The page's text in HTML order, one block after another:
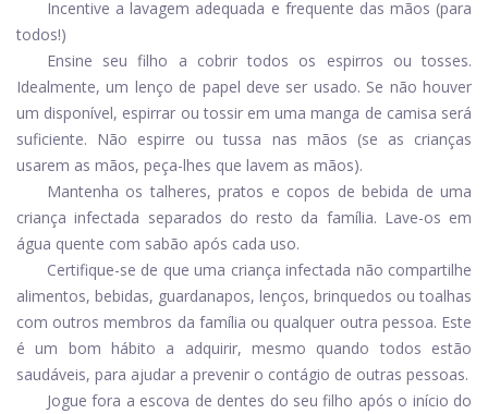
Incentive a lavagem adequada e frequente das mãos (para
todos!)
Ensine seu filho a cobrir todos os espirros ou tosses.
Idealmente, um lenço de papel deve ser usado. Se não houver
um disponível, espirrar ou tossir em uma manga de camisa será
suficiente. Não espirre ou tussa nas mãos (se as crianças
usarem as mãos, peça-lhes que lavem as mãos).
Mantenha os talheres, pratos e copos de bebida de uma
criança infectada separados do resto da família. Lave-os em
água quente com sabão após cada uso.
Certifique-se de que uma criança infectada não compartilhe
alimentos, bebidas, guardanapos, lenços, brinquedos ou toalhas
com outros membros da família ou qualquer outra pessoa. Este
é um bom hábito a adquirir, mesmo quando todos estão
saudáveis, para ajudar a prevenir o contágio de outras pessoas.
Jogue fora a escova de dentes do seu filho após o início do